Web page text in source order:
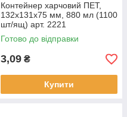
Контейнер харчовий ПЕТ,
132х131х75 мм, 880 мл (1100
шт/ящ) арт. 2221
Готово до відправки
3,09 ₴
Купити